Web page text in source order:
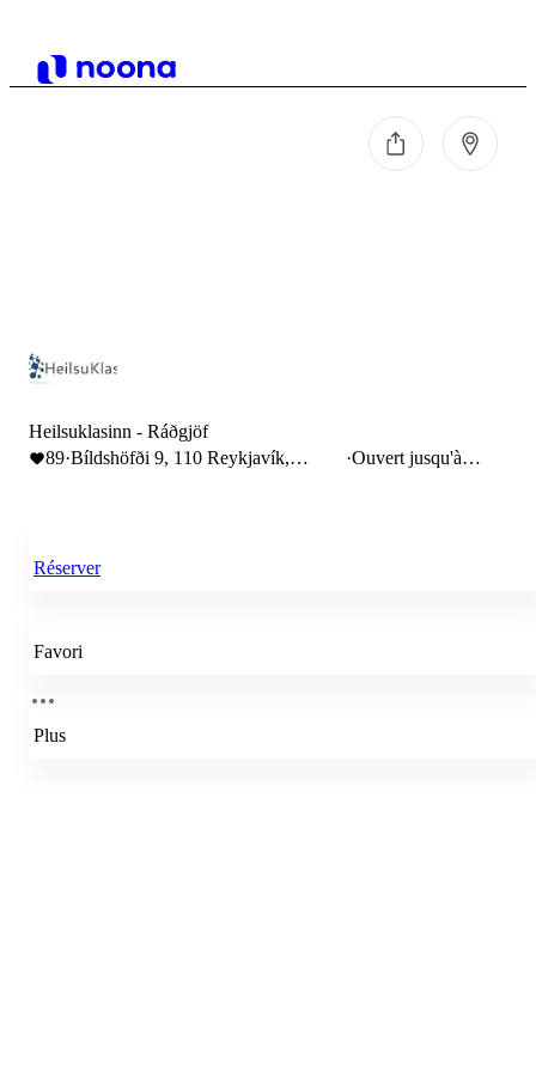
Heilsuklasinn - Ráðgjöf
89·Bíldshöfði 9, 110 Reykjavík,
·Ouvert jusqu'à
Réserver
Favori
Plus